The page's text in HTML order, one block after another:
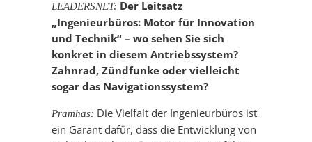
LEADERSNET: Der Leitsatz
„Ingenieurbüros: Motor für Innovation
und Technik“ – wo sehen Sie sich
konkret in diesem Antriebssystem?
Zahnrad, Zündfunke oder vielleicht
sogar das Navigationssystem?
Pramhas: Die Vielfalt der Ingenieurbüros ist
ein Garant dafür, dass die Entwicklung von